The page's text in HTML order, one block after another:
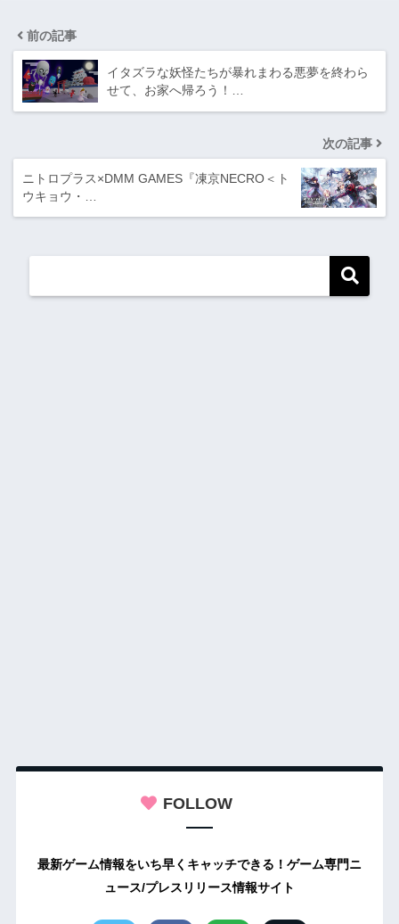
前の記事
イタズラな妖怪たちが暴れまわる悪夢を終わら
せて、お家へ帰ろう！…
次の記事
ニトロプラス×DMM GAMES『凍京NECRO＜ト
ウキョウ・…
FOLLOW
最新ゲーム情報をいち早くキャッチできる！ゲーム専門ニ
ュース/プレスリリース情報サイト